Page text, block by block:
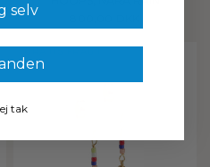
selv
tak